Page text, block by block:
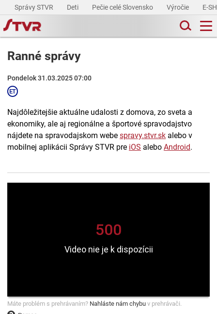
Správy STVR Deti Pečie celé Slovensko Výročie E-
Ranné správy
Pondelok 31.03.2025 07:00
Najdôležitejšie aktuálne udalosti z domova, zo sveta a
ekonomiky, ale aj regionálne a športové spravodajstvo
nájdete na spravodajskom webe spravy.stvr.sk alebo v
mobilnej aplikácii Správy STVR pre iOS alebo Android.
Máte problém s prehrávaním? Nahláste nám chybu v prehrávači.